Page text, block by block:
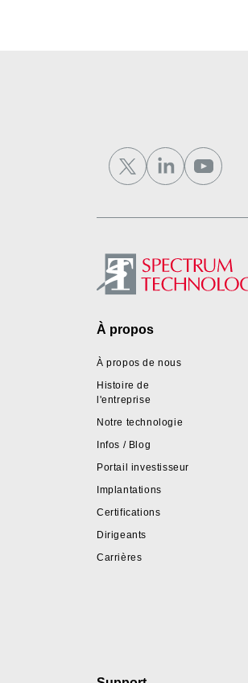
Footer
À propos
À propos de nous
Histoire de
l'entreprise
Notre technologie
Infos / Blog
Portail investisseur
Implantations
Certifications
Dirigeants
Carrières